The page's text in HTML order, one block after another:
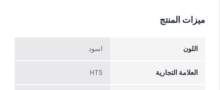
ميزات المنتج
اللون اسود
العلامة التجارية HTS